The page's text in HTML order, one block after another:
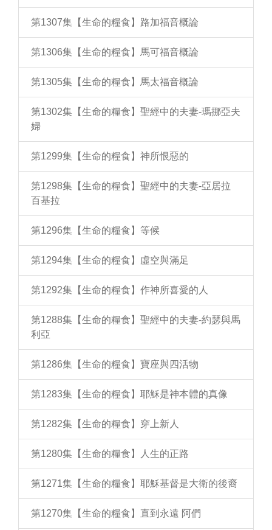
第1307集【生命的糧食】路加福音概論
第1306集【生命的糧食】馬可福音概論
第1305集【生命的糧食】馬太福音概論
第1302集【生命的糧食】聖經中的夫妻-瑪挪亞夫
婦
第1299集【生命的糧食】神所恨惡的
第1298集【生命的糧食】聖經中的夫妻-亞居拉
百基拉
第1296集【生命的糧食】等候
第1294集【生命的糧食】虛空與滿足
第1292集【生命的糧食】作神所喜愛的人
第1288集【生命的糧食】聖經中的夫妻-約瑟與馬
利亞
第1286集【生命的糧食】寶座與四活物
第1283集【生命的糧食】耶穌是神本體的真像
第1282集【生命的糧食】穿上新人
第1280集【生命的糧食】人生的正路
第1271集【生命的糧食】耶穌基督是大衛的後裔
第1270集【生命的糧食】直到永遠 阿們